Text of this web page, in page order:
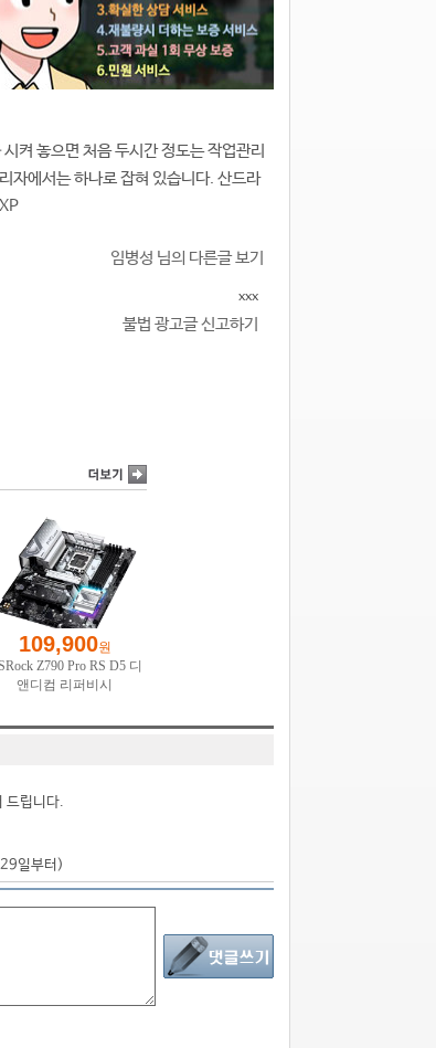
켜 놓으면 처음 두시간 정도는 작업관리
자에서는 하나로 잡혀 있습니다. 산드라
임병성 님의 다른글 보기
xxx
불법 광고글 신고하기
드립니다.
일부터)